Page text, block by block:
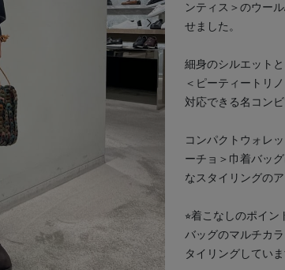
次の画像
ンティス＞のウー
せました。
細身のシルエット
＜ピーティートリ
対応できる名コンビ
コンパクトウォレ
ーチョ＞巾着バッ
なスタイリングの
⭐︎着こなしのポイン
バッグのマルチカ
タイリングしてい